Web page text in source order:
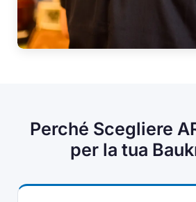
Perché Scegliere
per la tua